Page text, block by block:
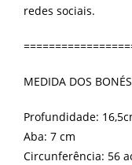
redes sociais.
MEDIDA DOS BONÉS
Profundidade:
Aba: 7 cm
Circunferência: 56